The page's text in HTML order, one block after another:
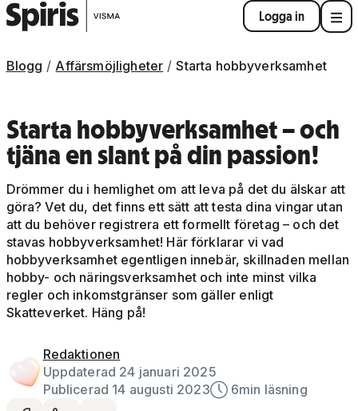
Logga in
Blogg Affärsmöjligheter Starta hobbyverksamhet
Starta hobbyverksamhet – och
tjäna en slant på din passion!
Drömmer du i hemlighet om att leva på det du älskar att
göra? Vet du, det finns ett sätt att testa dina vingar utan
att du behöver registrera ett formellt företag – och det
stavas hobbyverksamhet! Här förklarar vi vad
hobbyverksamhet egentligen innebär, skillnaden mellan
hobby- och näringsverksamhet och inte minst vilka
regler och inkomstgränser som gäller enligt
Skatteverket. Häng på!
Redaktionen
Uppdaterad 24 januari 2025
Publicerad 14 augusti 2023
6min läsning